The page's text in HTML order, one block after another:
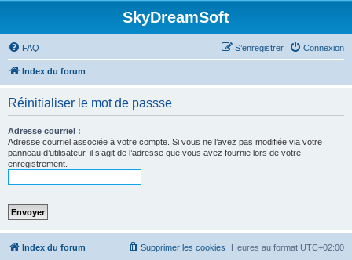
SkyDreamSoft
FAQ Connexion
S’enregistrer
Index du forum
Réinitialiser le mot de passse
Adresse courriel :
Adresse courriel associée à votre compte. Si vous ne l’avez pas modifiée via votre
panneau d’utilisateur, il s’agit de l’adresse que vous avez fournie lors de votre
enregistrement.
Index du forum Heures au format UTC+02:00
Supprimer les cookies